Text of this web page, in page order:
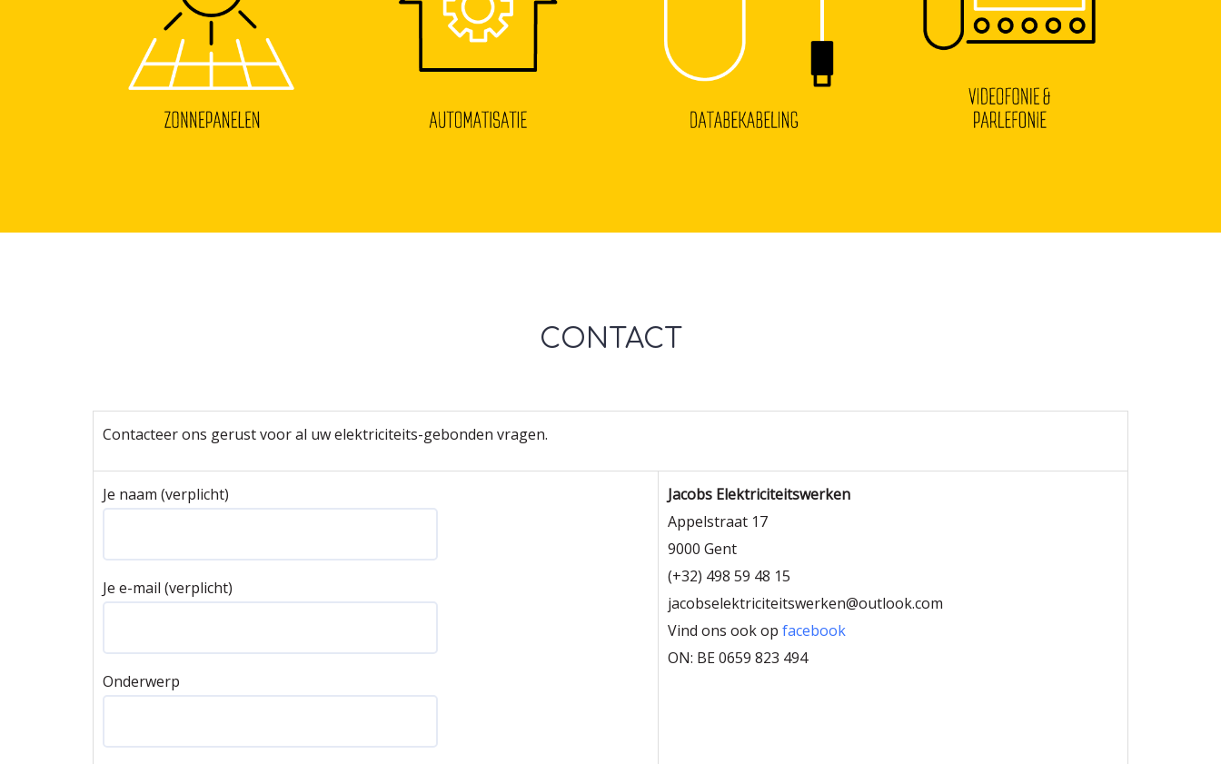
CONTACT
Contacteer ons gerust voor al uw elektriciteits-gebonden vragen.
Je naam (verplicht)
Je e-mail (verplicht)
Onderwerp
Jacobs Elektriciteitswerken
Appelstraat 17
9000 Gent
(+32) 498 59 48 15
jacobselektriciteitswerken@outlook.com
Vind ons ook op facebook
ON: BE 0659 823 494